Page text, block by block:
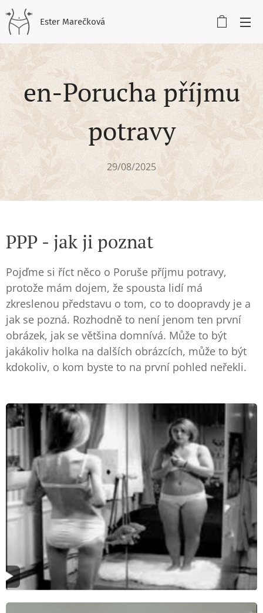
Ester Marečková
en-Porucha příjmu
potravy
29/08/2025
PPP - jak ji poznat
Pojďme si říct něco o Poruše příjmu potravy,
protože mám dojem, že spousta lidí má
zkreslenou představu o tom, co to doopravdy je a
jak se pozná. Rozhodně to není jenom ten první
obrázek, jak se většina domnívá. Může to být
jakákoliv holka na dalších obrázcích, může to být
kdokoliv, o kom byste to na první pohled neřekli.